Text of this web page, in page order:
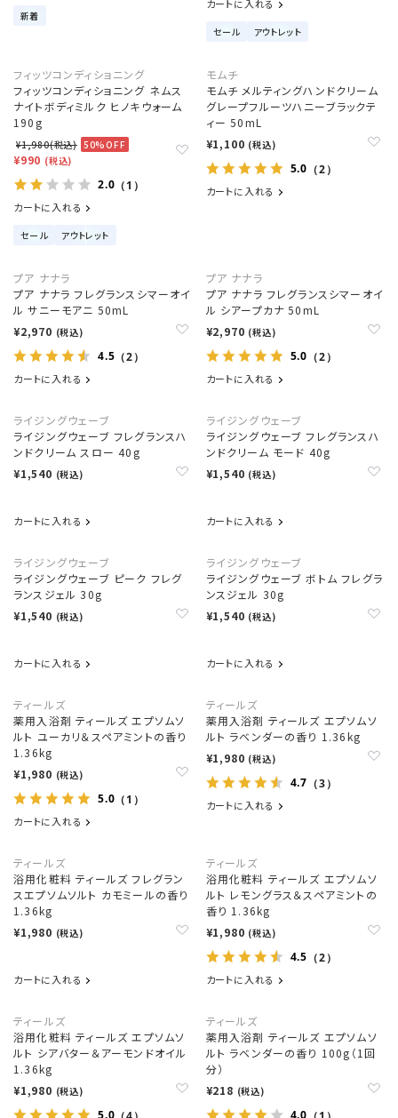
新着
カートに入れる
セール アウトレット
フィッツコンディショニング
フィッツコンディショニング ネムス
ナイトボディミルク ヒノキウォーム
190g
¥1,980(税込) 50%OFF
¥990 (税込)
2.0 （1）
カートに入れる
セール アウトレット
モムチ
モムチ メルティングハンドクリーム
グレープフルーツハニーブラックテ
ィー 50mL
¥1,100 (税込)
5.0 （2）
カートに入れる
プア ナナラ
プア ナナラ フレグランスシマーオイ
ル サニーモアニ 50mL
¥2,970 (税込)
4.5 （2）
カートに入れる
プア ナナラ
プア ナナラ フレグランスシマーオイ
ル シアープカナ 50mL
¥2,970 (税込)
5.0 （2）
カートに入れる
ライジングウェーブ
ライジングウェーブ フレグランスハ
ンドクリーム スロー 40g
¥1,540 (税込)
カートに入れる
ライジングウェーブ
ライジングウェーブ フレグランスハ
ンドクリーム モード 40g
¥1,540 (税込)
カートに入れる
ライジングウェーブ
ライジングウェーブ ピーク フレグ
ランスジェル 30g
¥1,540 (税込)
カートに入れる
ライジングウェーブ
ライジングウェーブ ボトム フレグラ
ンスジェル 30g
¥1,540 (税込)
カートに入れる
ティールズ
薬用入浴剤 ティールズ エプソムソ
ルト ユーカリ＆スペアミントの香り
1.36kg
¥1,980 (税込)
5.0 （1）
カートに入れる
ティールズ
薬用入浴剤 ティールズ エプソムソ
ルト ラベンダーの香り 1.36kg
¥1,980 (税込)
4.7 （3）
カートに入れる
ティールズ
浴用化粧料 ティールズ フレグラン
スエプソムソルト カモミールの香り
1.36kg
¥1,980 (税込)
カートに入れる
ティールズ
浴用化粧料 ティールズ エプソムソ
ルト レモングラス＆スペアミントの
香り 1.36kg
¥1,980 (税込)
4.5 （2）
カートに入れる
ティールズ
浴用化粧料 ティールズ エプソムソ
ルト シアバター＆アーモンドオイル
1.36kg
¥1,980 (税込)
5.0
ティールズ
薬用入浴剤 ティールズ エプソムソ
ルト ラベンダーの香り 100g（1回
分）
¥218 (税込)
4.0